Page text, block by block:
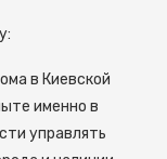
в Киевской
именно в
управлять